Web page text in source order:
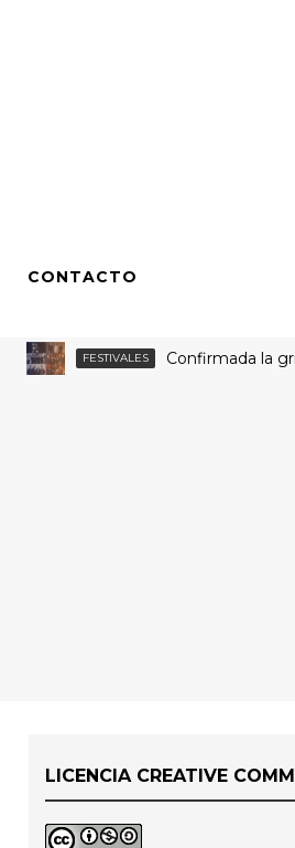
CONTACTO
FESTIVALES Confirmada la grilla por
LICENCIA CREATIVE